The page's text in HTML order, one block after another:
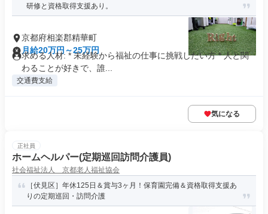
研修と資格取得支援あり。
京都府相楽郡精華町
月給20万円～25万円
求める人材: * 未経験から福祉の仕事に挑戦したい方 * 人と関
わることが好きで、誰...
交通費支給
気になる
正社員
ホームヘルパー(定期巡回訪問介護員)
社会福祉法人 京都老人福祉協会
［伏見区］年休125日＆賞与3ヶ月！保育園完備＆資格取得支援あ
りの定期巡回・訪問介護